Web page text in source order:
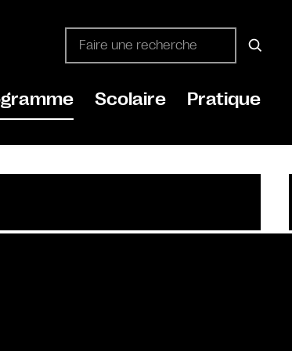
Scolaire Pratique